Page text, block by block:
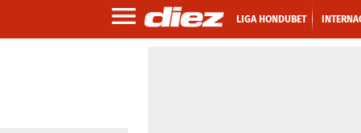
LIGA HONDUBET